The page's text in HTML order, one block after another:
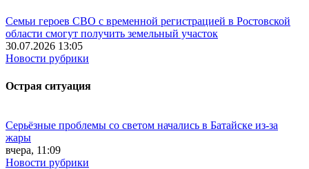
Семьи героев СВО с временной регистрацией в Ростовской
области смогут получить земельный участок
30.07.2026 13:05
Новости рубрики
Острая ситуация
Серьёзные проблемы со светом начались в Батайске из-за
жары
вчера, 11:09
Новости рубрики